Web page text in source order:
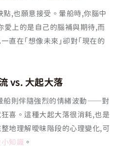
點,也願意接受。暈船時,你腦中
愛上的是自己的腦補與期待,而
直在「想像未來」卻對「現在的
vs. 大起大落
船則伴隨強烈的情緒波動——對
喜。這種大起大落很消耗,也是
地理解曖昧階段的心理變化,可
知識 。